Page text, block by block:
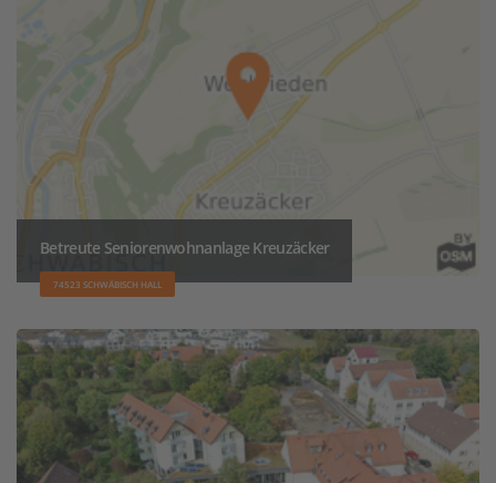
Betreute Seniorenwohnanlage Kreuzäcker
74523 SCHWÄBISCH HALL